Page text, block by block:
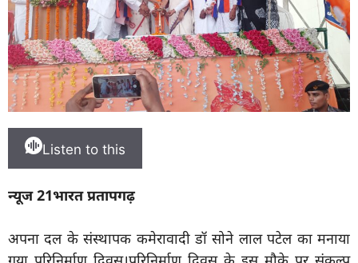
Listen to this
न्यूज 21भारत प्रतापगढ़
अपना दल के संस्थापक कमेरावादी डॉ सोने लाल पटेल का मनाया